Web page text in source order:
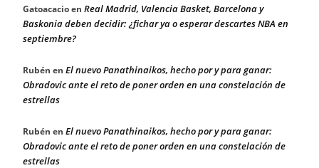
Gatoacacioen Real Madrid, Valencia Basket, Barcelona y
Baskonia deben decidir: ¿fichar ya o esperar descartes NBA en
septiembre?
Rubén en El nuevo Panathinaikos, hecho por y para ganar:
Obradovic ante el reto de poner orden en una constelación de
estrellas
Rubén en El nuevo Panathinaikos, hecho por y para ganar:
Obradovic ante el reto de poner orden en una constelación de
estrellas